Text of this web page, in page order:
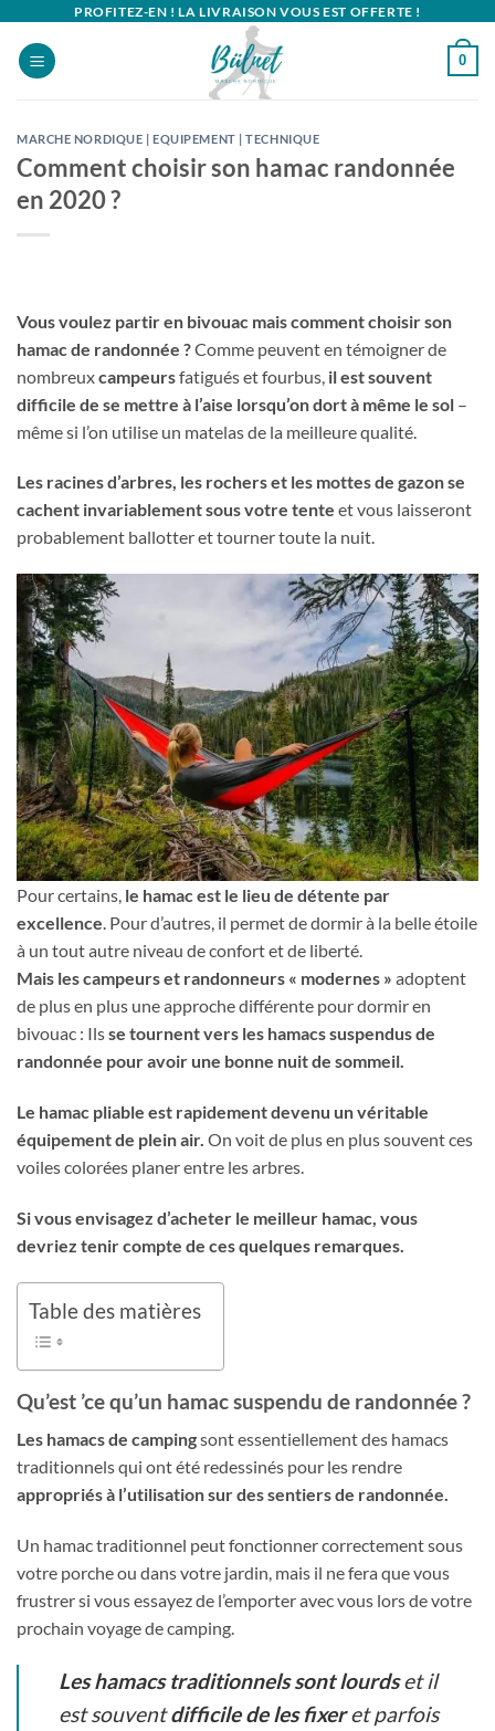
contenu
PROFITEZ-EN ! LA LIVRAISON VOUS EST OFFERTE !
0
MARCHE NORDIQUE | EQUIPEMENT | TECHNIQUE
Comment choisir son hamac randonnée
en 2020 ?
Vous voulez partir en bivouac mais comment choisir son
hamac de randonnée ?Comme peuvent en témoigner de
nombreuxcampeursfatigués et fourbus, il est souvent
difficile de se mettre à l’aise lorsqu’on dort à même le sol –
même si l’on utilise un matelas de la meilleure qualité.
Les racines d’arbres, les rochers et les mottes de gazon se
cachent invariablement sous votre tente et vous laisseront
probablement ballotter et tourner toute la nuit.
Pour certains, le hamac est le lieu de détente par
excellence. Pour d’autres, il permet de dormir à la belle étoile
à un tout autre niveau de confort et de liberté.
Mais les campeurs et randonneurs « modernes » adoptent
de plus en plus une approche différente pour dormir en
bivouac : Ilsse tournent vers les hamacs suspendus de
randonnée pour avoir une bonne nuit de sommeil.
Le hamac pliable est rapidement devenu un véritable
équipement de plein air. On voit de plus en plus souvent ces
voiles colorées planer entre les arbres.
Si vous envisagez d’acheter le meilleur hamac, vous
devriez tenir compte de ces quelques remarques.
Table des matières
Qu’est ’ce qu’un hamac suspendu de randonnée ?
Les hamacs de campingsont essentiellement des hamacs
traditionnels qui ont été redessinés pour les rendre
appropriés à l’utilisation sur des sentiers de randonnée.
Un hamac traditionnel peut fonctionner correctement sous
votre porche ou dans votre jardin, mais il ne fera que vous
frustrer si vous essayez de l’emporter avec vous lors de votre
prochain voyage de camping.
Les hamacs traditionnels sont lourdset il
est souventdifficile de les fixeret parfois